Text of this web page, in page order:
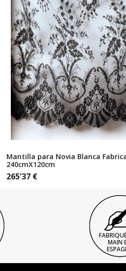
Mantilla para Novia Blanca
240cmX120cm
265'37 €
MAIN